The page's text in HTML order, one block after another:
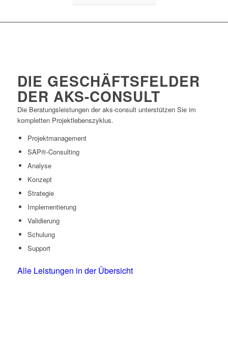
DIE GESCHÄFTSFELDER
DER AKS-CONSULT
Die Beratungsleistungen der aks-consult unterstützen Sie im
kompletten Projektlebenszyklus.
Projektmanagement
SAP®-Consulting
Analyse
Konzept
Strategie
Implementierung
Validierung
Schulung
Support
Alle Leistungen in der Übersicht